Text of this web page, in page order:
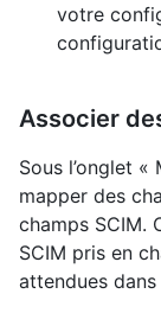
votre
Associer
Sous l’onglet
mapper des
champs SCIM.
SCIM pris en
attendues dans